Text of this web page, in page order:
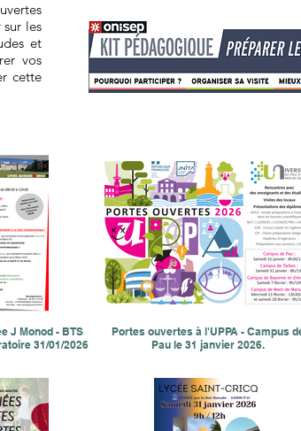
les
et
vos
cette
J Monod - BTS
31/01/2026
Portes ouvertes à l'UPPA - Campus
Pau le 31 janvier 2026.